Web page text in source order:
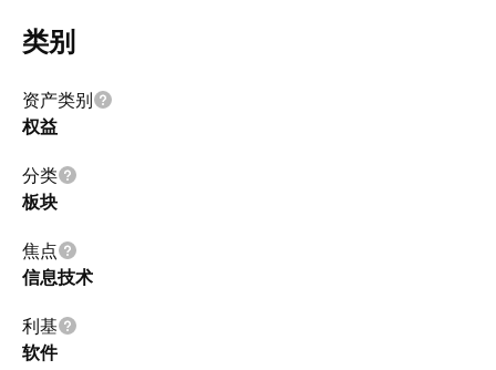
类别
资产类别
权益
分类
板块
焦点
信息技术
利基
软件